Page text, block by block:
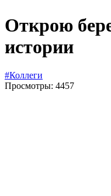
Открою
истории
#Коллеги
Просмотры: 4457